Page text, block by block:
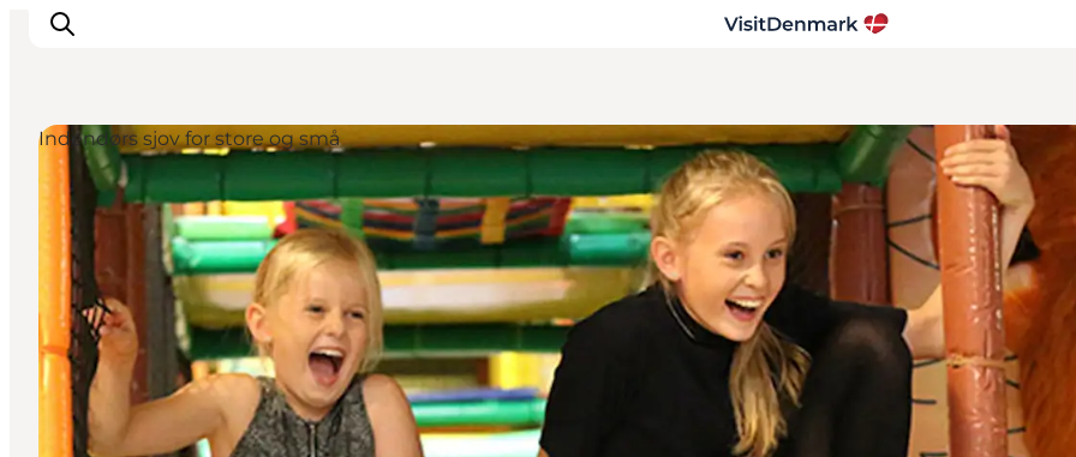
Inspirasjon
Reisemål
Aktiviteter
Overnatting
Planlegg reisen
Indendørs sjov for store og små